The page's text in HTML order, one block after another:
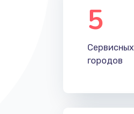
5
Сервисных
городов